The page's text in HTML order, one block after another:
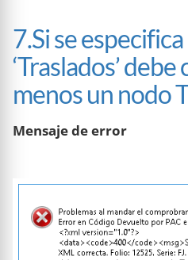
7.Si se
‘Traslados’
menos un nodo
Mensaje de error